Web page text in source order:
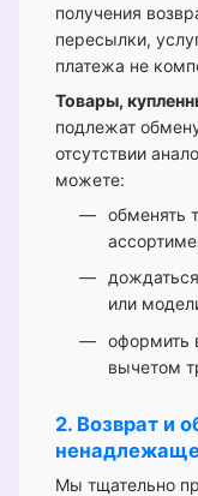
получения
пересылки,
платежа не
Товары,
подлежат
отсутствии
можете:
обменять
или
оформить
вычетом
2. Возврат и
Мы тщательно